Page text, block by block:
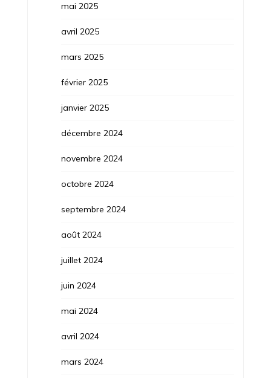
mai 2025
avril 2025
mars 2025
février 2025
janvier 2025
décembre 2024
novembre 2024
octobre 2024
septembre 2024
août 2024
juillet 2024
juin 2024
mai 2024
avril 2024
mars 2024